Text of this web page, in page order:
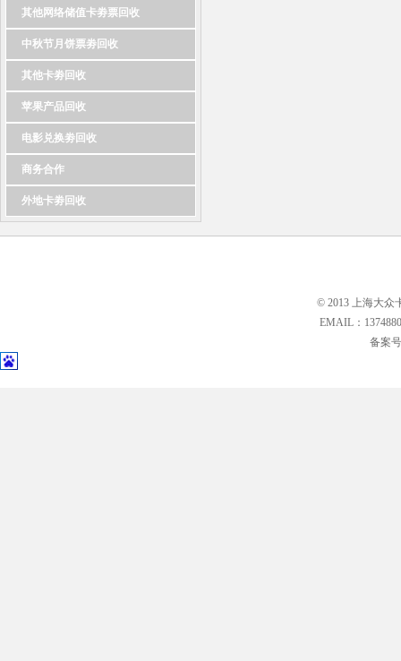
其他网络储值卡劵票回收
中秋节月饼票劵回收
其他卡劵回收
苹果产品回收
电影兑换劵回收
商务合作
外地卡劵回收
© 2013 上海大众
EMAIL：
备案